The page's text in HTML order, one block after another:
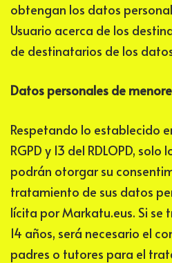
obtengan los datos
Usuario acerca de los
de destinatarios de los
Datos personales de
Respetando lo establecido
RGPD y 13 del RDLOPD,
podrán otorgar su
tratamiento de sus datos
lícita porMarkatu.eus. Si se
14 años, será necesario el
padres o tutores para el